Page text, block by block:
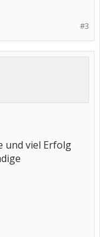
#3
und viel Erfolg